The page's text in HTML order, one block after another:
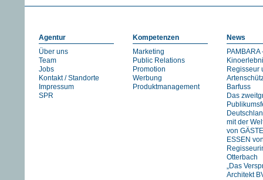
Agentur
Über uns
Team
Jobs
Kontakt / Standorte
Impressum
SPR
Kompetenzen
Marketing
Public Relations
Promotion
Werbung
Produktmanagement
News
Regisseur
Barfuss
Das
mit der
von
ESSEN
Otterbach
„Das
Architekt